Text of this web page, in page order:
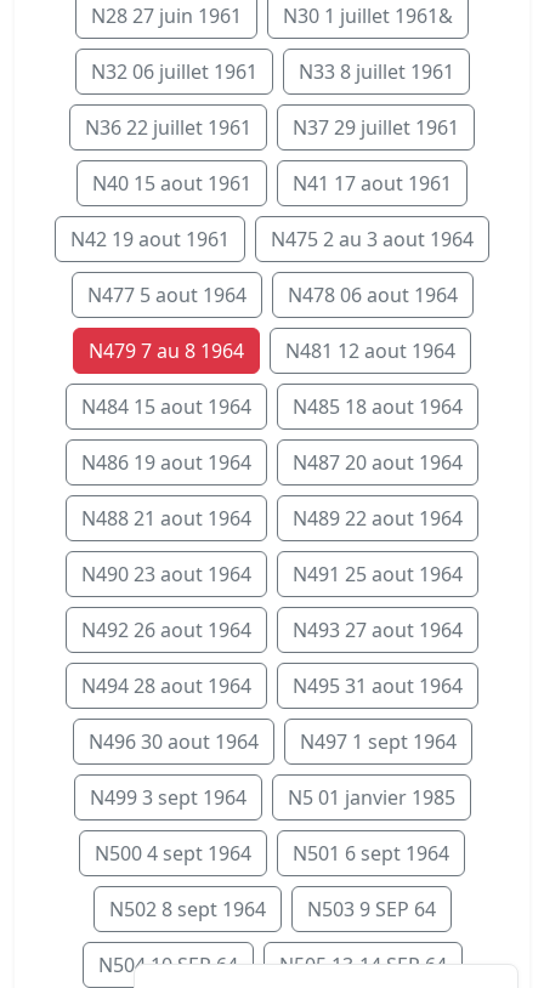
N28 27 juin 1961 N30 1 juillet 1961&
N32 06 juillet 1961 N33 8 juillet 1961
N36 22 juillet 1961 N37 29 juillet 1961
N40 15 aout 1961 N41 17 aout 1961
N42 19 aout 1961 N475 2 au 3 aout 1964
N477 5 aout 1964 N478 06 aout 1964
N479 7 au 8 1964 N481 12 aout 1964
N484 15 aout 1964 N485 18 aout 1964
N486 19 aout 1964 N487 20 aout 1964
N488 21 aout 1964 N489 22 aout 1964
N490 23 aout 1964 N491 25 aout 1964
N492 26 aout 1964 N493 27 aout 1964
N494 28 aout 1964 N495 31 aout 1964
N496 30 aout 1964 N497 1 sept 1964
N499 3 sept 1964 N5 01 janvier 1985
N500 4 sept 1964 N501 6 sept 1964
N502 8 sept 1964 N503 9 SEP 64
N504 10 SEP 64 N505 13-14 SEP 64